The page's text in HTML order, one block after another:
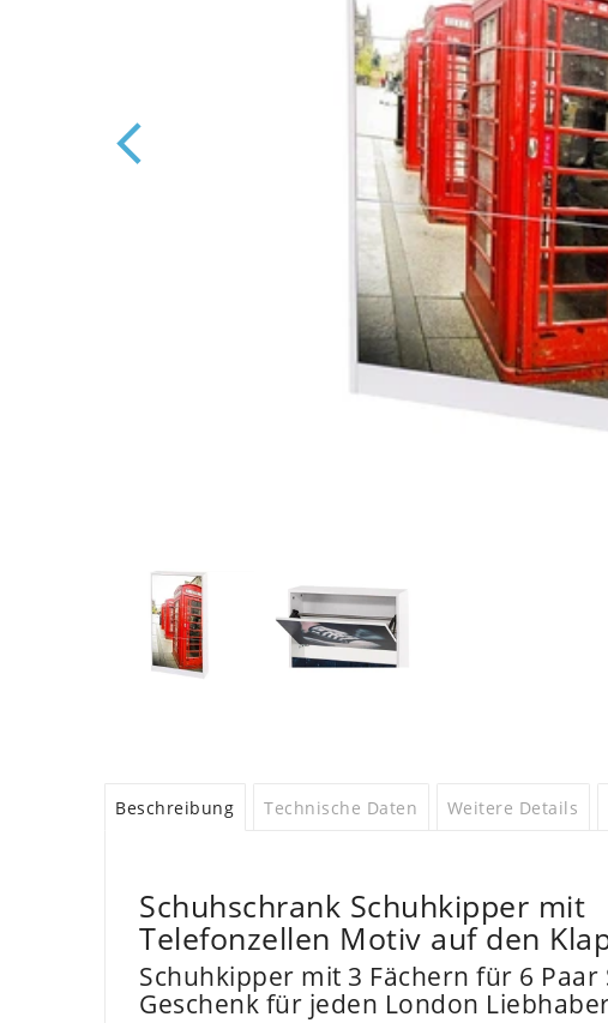
Beschreibung Technische Daten Weitere Details
Schuhschrank Schuhkipper mit
Telefonzellen Motiv auf den
Schuhkipper mit 3 Fächern für 6 Paar
Geschenk für jeden London